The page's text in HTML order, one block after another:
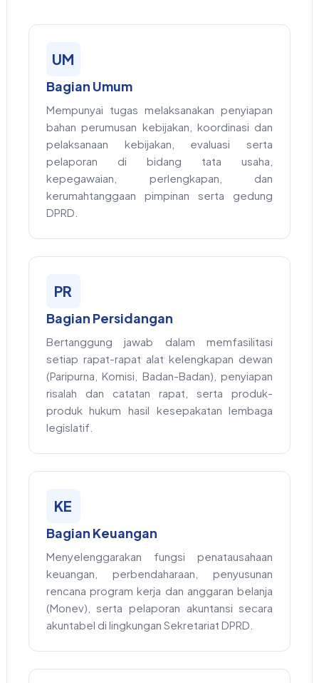
UM
Bagian Umum
Mempunyai tugas melaksanakan penyiapan
bahan perumusan kebijakan, koordinasi dan
pelaksanaan kebijakan, evaluasi serta
pelaporan di bidang tata usaha,
kepegawaian, perlengkapan, dan
kerumahtanggaan pimpinan serta gedung
DPRD.
PR
Bagian Persidangan
Bertanggung jawab dalam memfasilitasi
setiap rapat-rapat alat kelengkapan dewan
(Paripurna, Komisi, Badan-Badan), penyiapan
risalah dan catatan rapat, serta produk-
produk hukum hasil kesepakatan lembaga
legislatif.
KE
Bagian Keuangan
Menyelenggarakan fungsi penatausahaan
keuangan, perbendaharaan, penyusunan
rencana program kerja dan anggaran belanja
(Monev), serta pelaporan akuntansi secara
akuntabel di lingkungan Sekretariat DPRD.